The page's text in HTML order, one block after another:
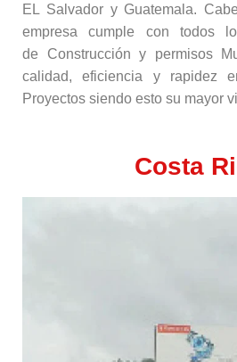
EL Salvador y Guatemala.
empresa cumple con todos
de Construcción y permisos
calidad, eficiencia y rapidez
Proyectos siendo esto su mayor
Costa